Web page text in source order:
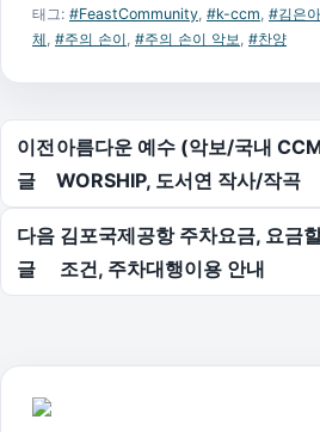
태그: #FeastCommunity, #k-ccm, #김은
체, #주의 손이, #주의 손이 악보, #찬양
글 탐색
이전
글
아름다운 예수 (악보/국내
WORSHIP, 도서연 작사/작곡
다음
글
김포국제공항 주차요금, 요금
조건, 주차대행이용 안내